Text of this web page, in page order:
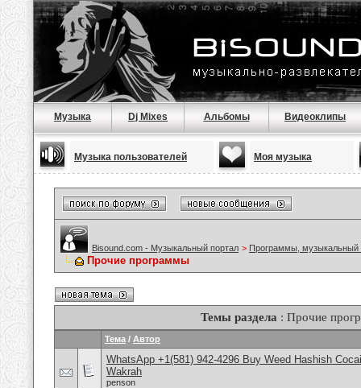
Музыка Dj Mixes Альбомы Видеоклипы
Музыка пользователей Моя музыка
Bisound.com - Музыкальный портал > Программы, музыкальный
Прочие программы
Темы раздела : Прочие
Тема / Автор
WhatsApp +1(581) 942-4296 Buy Weed Hashish
Wakrah
penson